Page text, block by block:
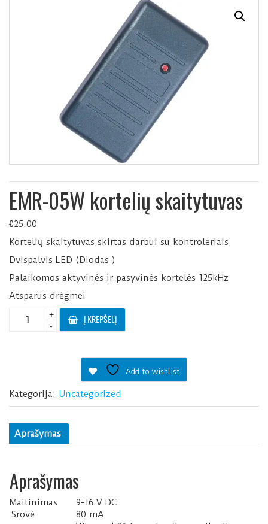
EMR-05W kortelių skaitytuvas
€25.00
Kortelių skaitytuvas skirtas darbui su kontroleriais
Dvispalvis LED (Diodas )
Palaikomos aktyvinės ir pasyvinės kortelės 125kHz
Atsparus drėgmei
produkto
kiekis:
+
-
Į KREPŠELĮ
Add to wishlist
Kategorija: Uncategorized
Aprašymas
Aprašymas
Maitinimas
9-16 V DC
Srovė
80 mA